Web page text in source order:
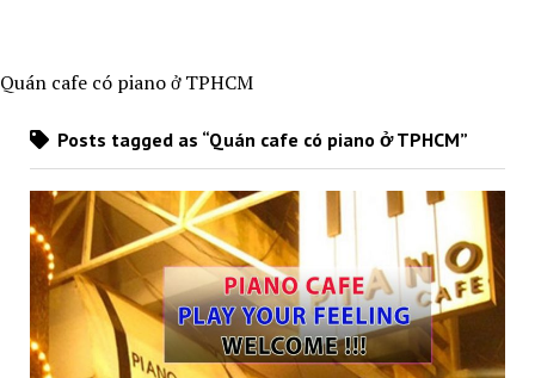
Quán cafe có piano ở TPHCM
Posts tagged as “Quán cafe có piano ở TPHCM”